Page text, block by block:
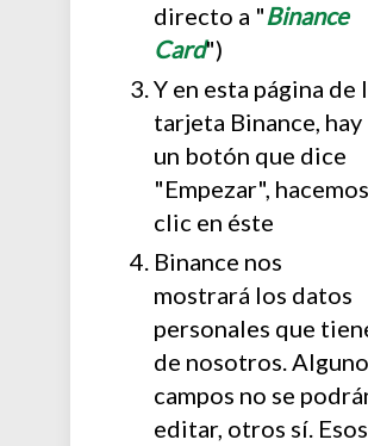
directo a "Binance
Card")
Y en esta página de
tarjeta Binance, hay
un botón que dice
"Empezar", hacemos
clic en éste
Binance nos
mostrará los datos
personales que
de nosotros.
campos no se
editar, otros sí. Esos